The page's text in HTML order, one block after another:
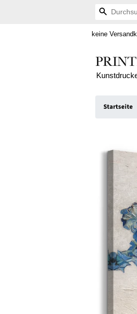
Suchen
keine
Startseite